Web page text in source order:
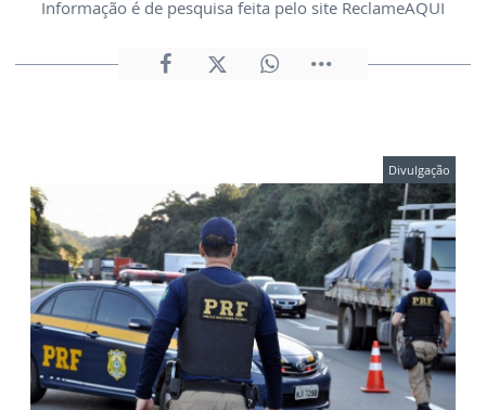
Informação é de pesquisa feita pelo site ReclameAQUI
Divulgação